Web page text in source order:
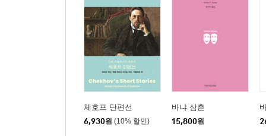
체호프 단편선
6,930원 (10% 할인)
바냐 삼촌
15,800원